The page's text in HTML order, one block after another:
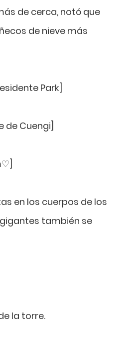
de cerca, notó que
de nieve más
Park]
de Cuengi]
en los cuerpos de los
también se
la torre.